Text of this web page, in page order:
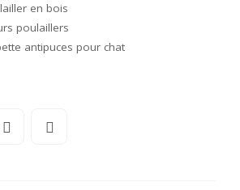
en bois
poulaillers
antipuces pour chat